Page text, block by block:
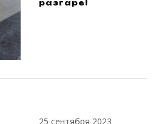
разгаре!
25 сентября 2023